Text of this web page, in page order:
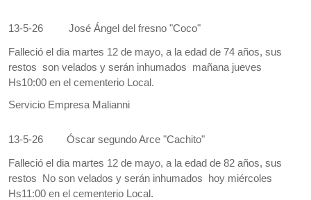
13-5-26 José Ángel del fresno "Coco"
Falleció el dia martes 12 de mayo, a la edad de 74 años, sus
restos son velados y serán inhumados mañana jueves
Hs10:00 en el cementerio Local.
Servicio Empresa Malianni
13-5-26 Óscar segundo Arce "Cachito"
Falleció el dia martes 12 de mayo, a la edad de 82 años, sus
restos No son velados y serán inhumados hoy miércoles
Hs11:00 en el cementerio Local.